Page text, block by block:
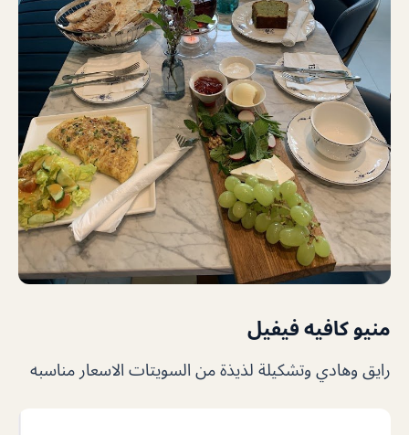
منيو كافيه فيفيل
رايق وهادي وتشكيلة لذيذة من السويتات الاسعار مناسبه